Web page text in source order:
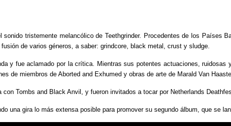
tristemente melancólico de Teethgrinder. Procedentes de los Países
de varios géneros, a saber: grindcore, black metal, crust y sludge.
y fue aclamado por la crítica. Mientras sus potentes actuaciones,
de miembros de Aborted and Exhumed y obras de arte de Marald Van
Tombs and Black Anvil, y fueron invitados a tocar por Netherlands
una gira lo más extensa posible para promover su segundo álbum, que se